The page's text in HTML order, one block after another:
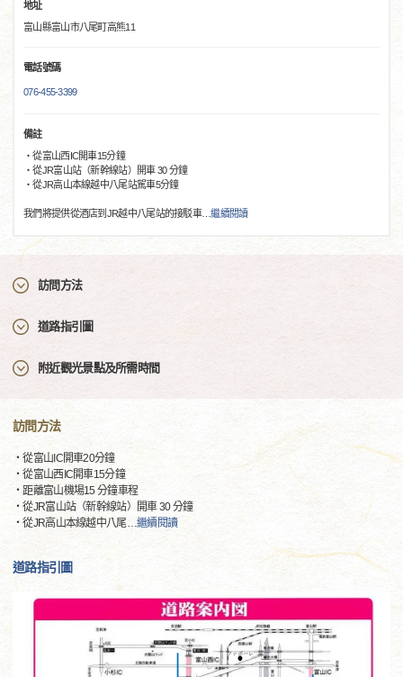
地址
富山縣富山市八尾町高熊11
電話號碼
076-455-3399
備註
・從富山西IC開車15分鐘
・從JR富山站（新幹線站）開車 30 分鐘
・從JR高山本線越中八尾站駕車5分鐘
我們將提供從酒店到JR越中八尾站的接駁車…繼續閱讀
訪問方法
道路指引圖
附近觀光景點及所需時間
訪問方法
・從富山IC開車20分鐘
・從富山西IC開車15分鐘
・距離富山機場15 分鐘車程
・從JR富山站（新幹線站）開車 30 分鐘
・從JR高山本線越中八尾…繼續閱讀
道路指引圖